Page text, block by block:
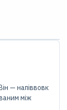
— напіввовк
між